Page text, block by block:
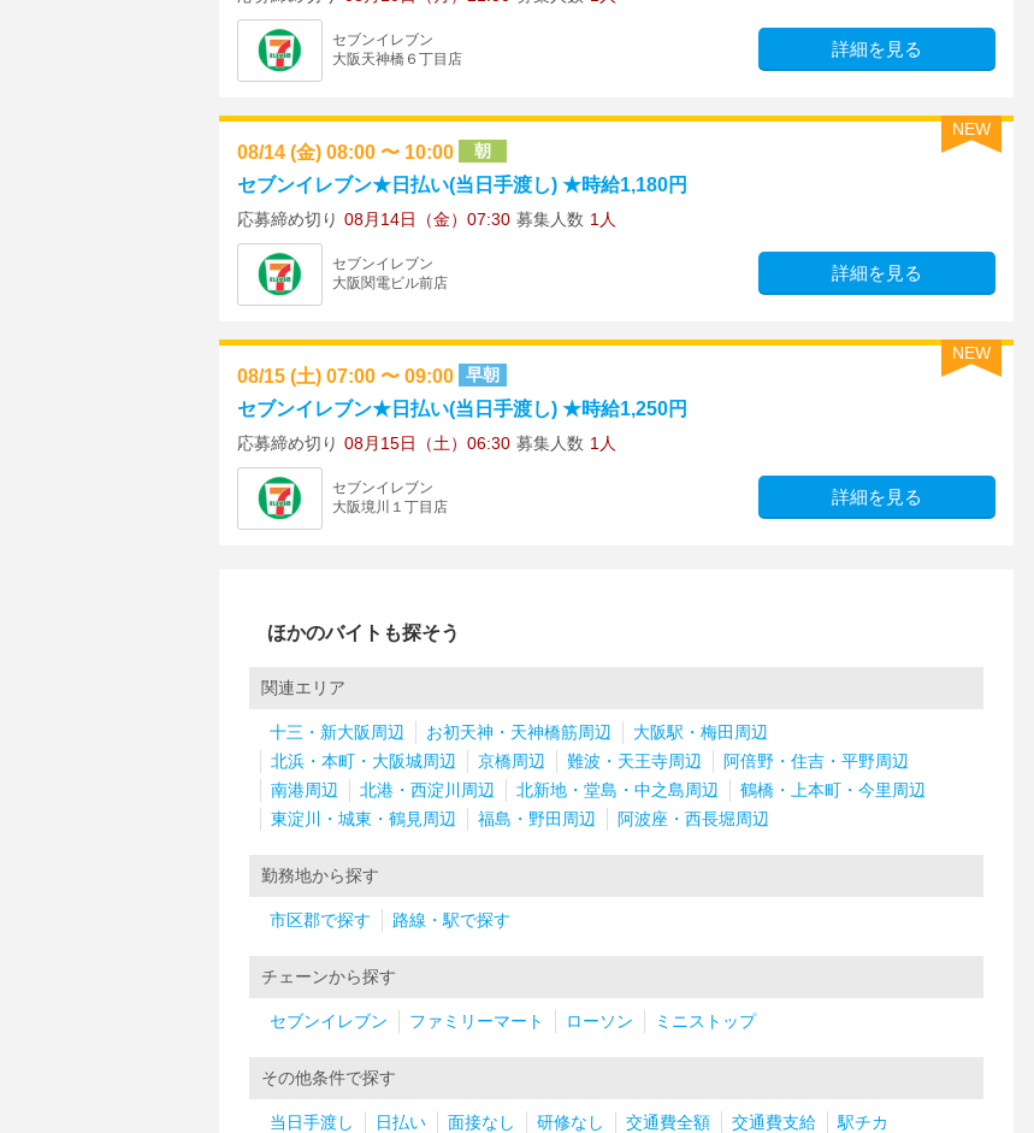
セブンイレブン
大阪天神橋６丁目店
詳細を見る
NEW
08/14 (金) 08:00 〜 10:00 朝
セブンイレブン★日払い(当日手渡し) ★時給1,180円
応募締め切り 08月14日（金）07:30 募集人数 1人
セブンイレブン
大阪関電ビル前店
詳細を見る
NEW
08/15 (土) 07:00 〜 09:00 早朝
セブンイレブン★日払い(当日手渡し) ★時給1,250円
応募締め切り 08月15日（土）06:30 募集人数 1人
セブンイレブン
大阪境川１丁目店
詳細を見る
ほかのバイトも探そう
関連エリア
十三・新大阪周辺 お初天神・天神橋筋周辺
大阪駅・梅田周辺
北浜・本町・大阪城周辺
京橋周辺 難波・天王寺周辺
阿倍野・住吉・平野周辺
南港周辺
北港・西淀川周辺 北新地・堂島・中之島周辺
鶴橋・上本町・今里周辺
東淀川・城東・鶴見周辺
福島・野田周辺 阿波座・西長堀周辺
勤務地から探す
市区郡で探す 路線・駅で探す
チェーンから探す
セブンイレブン ファミリーマート ローソン ミニストップ
その他条件で探す
当日手渡し 日払い 面接なし 研修なし 交通費全額 交通費支給
駅チカ